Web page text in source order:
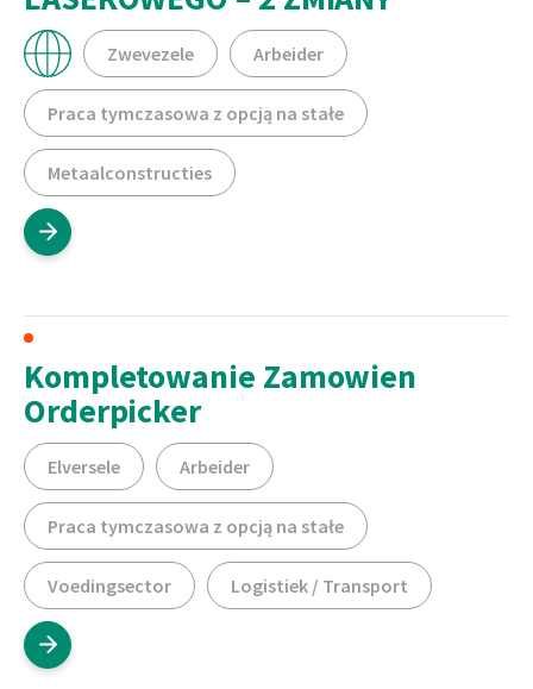
Zwevezele Arbeider
Praca tymczasowa z opcją na stałe
Metaalconstructies
Kompletowanie Zamowien
Orderpicker
Elversele Arbeider
Praca tymczasowa z opcją na stałe
Voedingsector Logistiek / Transport